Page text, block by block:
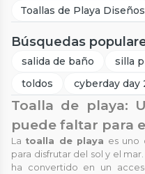
Toallas de Playa Diseños
Búsquedas
salida de baño silla
toldos
cyberday day
Toalla de playa:
puede faltar para
La toalla de playa es uno
para disfrutar del sol y el
ha convertido en un